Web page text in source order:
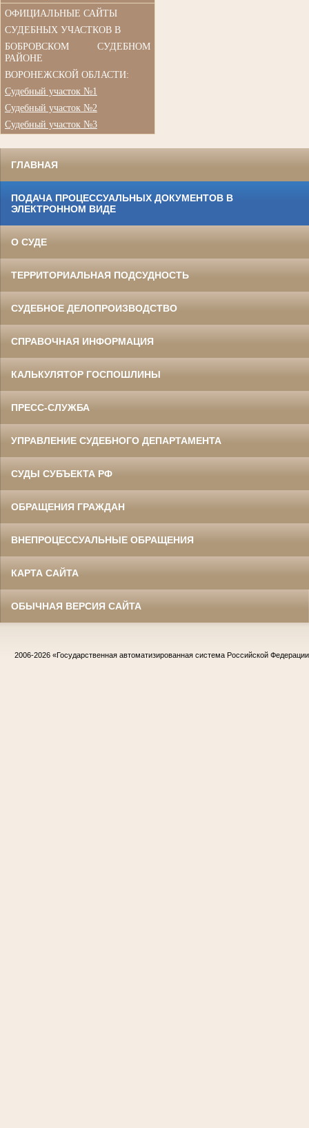
ОФИЦИАЛЬНЫЕ САЙТЫ
СУДЕБНЫХ УЧАСТКОВ В
БОБРОВСКОМ СУДЕБНОМ
РАЙОНЕ
ВОРОНЕЖСКОЙ ОБЛАСТИ:
Судебный участок №1
Судебный участок №2
Судебный участок №3
ГЛАВНАЯ
ПОДАЧА ПРОЦЕССУАЛЬНЫХ ДОКУМЕНТОВ В
ЭЛЕКТРОННОМ ВИДЕ
О СУДЕ
ТЕРРИТОРИАЛЬНАЯ ПОДСУДНОСТЬ
СУДЕБНОЕ ДЕЛОПРОИЗВОДСТВО
СПРАВОЧНАЯ ИНФОРМАЦИЯ
КАЛЬКУЛЯТОР ГОСПОШЛИНЫ
ПРЕСС-СЛУЖБА
УПРАВЛЕНИЕ СУДЕБНОГО ДЕПАРТАМЕНТА
СУДЫ СУБЪЕКТА РФ
ОБРАЩЕНИЯ ГРАЖДАН
ВНЕПРОЦЕССУАЛЬНЫЕ ОБРАЩЕНИЯ
КАРТА САЙТА
ОБЫЧНАЯ ВЕРСИЯ САЙТА
2006-2026 «Государственная автоматизированная система Российской